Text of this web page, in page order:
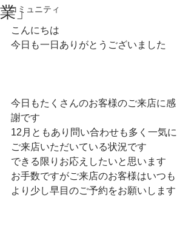
コミュニティ
業」
こんにちは
今日も一日ありがとうございました
今日もたくさんのお客様のご来店に感
謝です
12月ともあり問い合わせも多く一気に
ご来店いただいている状況です
できる限りお応えしたいと思います
お手数ですがご来店のお客様はいつも
より少し早目のご予約をお願いします